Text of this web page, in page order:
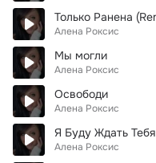
Алена Роксис
Мы могли
Алена Роксис
Освободи
Алена Роксис
Я Буду Ждать Тебя
Алена Роксис